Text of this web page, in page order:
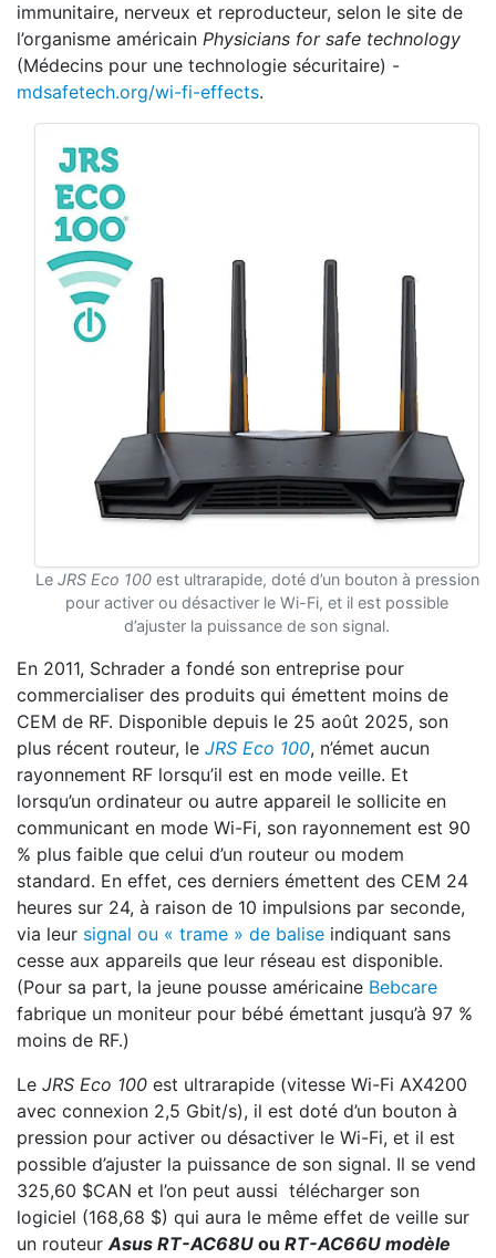
immunitaire, nerveux et reproducteur, selon le site de
l’organisme américain Physicians for safe technology
(Médecins pour une technologie sécuritaire) -
mdsafetech.org/wi-fi-effects.
Le JRS Eco 100est ultrarapide, doté d’un bouton à pression
pour activer ou désactiver le Wi-Fi, et il est possible
d’ajuster la puissance de son signal.
En 2011, Schrader a fondé son entreprise pour
commercialiser des produits qui émettent moins de
CEM de RF. Disponible depuis le 25 août 2025, son
plus récent routeur, le JRS Eco 100, n’émet aucun
rayonnement RF lorsqu’il est en mode veille. Et
lorsqu’un ordinateur ou autre appareil le sollicite en
communicant en mode Wi-Fi, son rayonnement est 90
% plus faible que celui d’un routeur ou modem
standard. En effet, ces derniers émettent des CEM 24
heures sur 24, à raison de 10 impulsions par seconde,
via leur signal ou « trame » de balise indiquant sans
cesse aux appareils que leur réseau est disponible.
(Pour sa part, la jeune pousse américaine Bebcare
fabrique un moniteur pour bébé émettant jusqu’à 97 %
moins de RF.)
Le JRS Eco 100 est ultrarapide (vitesse Wi-Fi AX4200
avec connexion 2,5 Gbit/s), il est doté d’un bouton à
pression pour activer ou désactiver le Wi-Fi, et il est
possible d’ajuster la puissance de son signal. Il se vend
325,60 $CAN et l’on peut aussi télécharger son
logiciel (168,68 $) qui aura le même effet de veille sur
un routeurAsus RT-AC68U ou RT-AC66U modèle